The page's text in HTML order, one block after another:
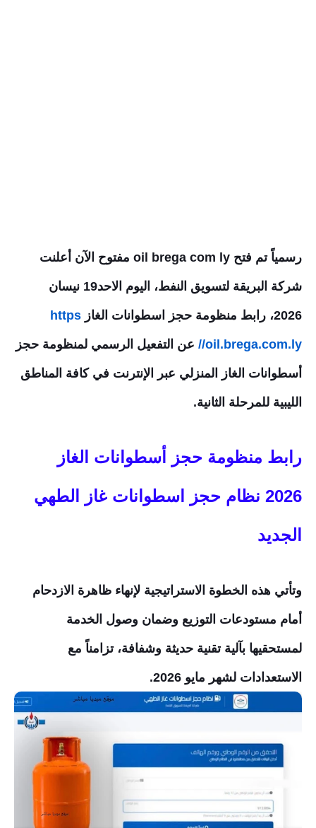
رسمياً تم فتح oil brega com ly مفتوح الآن أعلنت
شركة البريقة لتسويق النفط، اليوم الاحد19 نيسان
2026، رابط منظومة حجز اسطوانات الغاز https
//oil.brega.com.ly عن التفعيل الرسمي لمنظومة حجز
أسطوانات الغاز المنزلي عبر الإنترنت في كافة المناطق
الليبية للمرحلة الثانية.
رابط منظومة حجز أسطوانات الغاز
2026 نظام حجز اسطوانات غاز الطهي
الجديد
وتأتي هذه الخطوة الاستراتيجية لإنهاء ظاهرة الازدحام
أمام مستودعات التوزيع وضمان وصول الخدمة
لمستحقيها بآلية تقنية حديثة وشفافة، تزامناً مع
الاستعدادات لشهر مايو 2026.